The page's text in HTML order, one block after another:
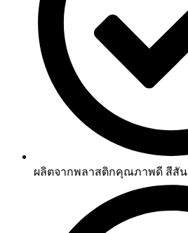
ผลิตจากพลาสติกคุณภาพดี สีสั